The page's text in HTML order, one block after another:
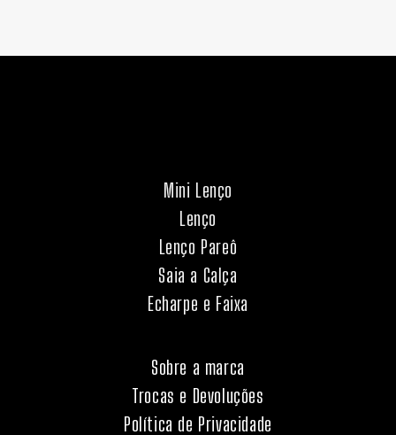
Mini Lenço
Lenço
Lenço Pareô
Saia a Calça
Echarpe e Faixa
Sobre a marca
Trocas e Devoluções
Política de Privacidade